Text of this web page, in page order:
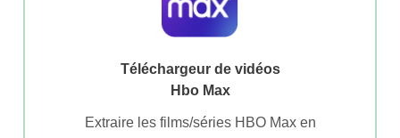
Téléchargeur de vidéos
Hbo Max
Extraire les films/séries HBO Max en